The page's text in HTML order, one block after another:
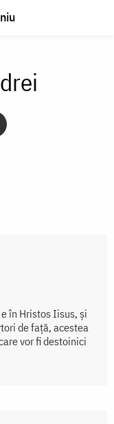
în Hristos Iisus, şi
de faţă, acestea
vor fi destoinici